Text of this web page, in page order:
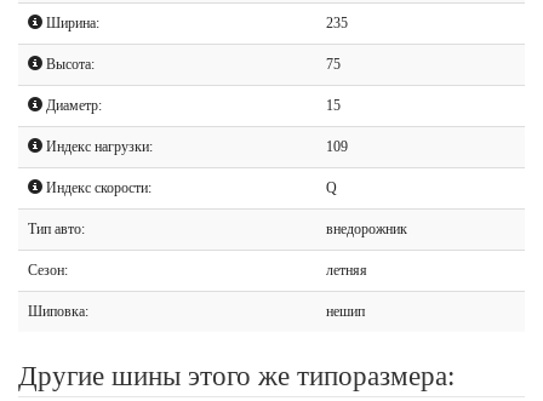
Ширина: 235
Высота: 75
Диаметр: 15
Индекс нагрузки: 109
Индекс скорости: Q
Тип авто: внедорожник
Сезон: летняя
Шиповка: нешип
Другие шины этого же типоразмера: